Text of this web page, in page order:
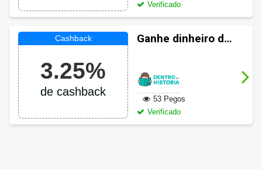
Verificado
3.25%
de cashback
Ganhe dinheiro de
História
53 Pegos
Verificado